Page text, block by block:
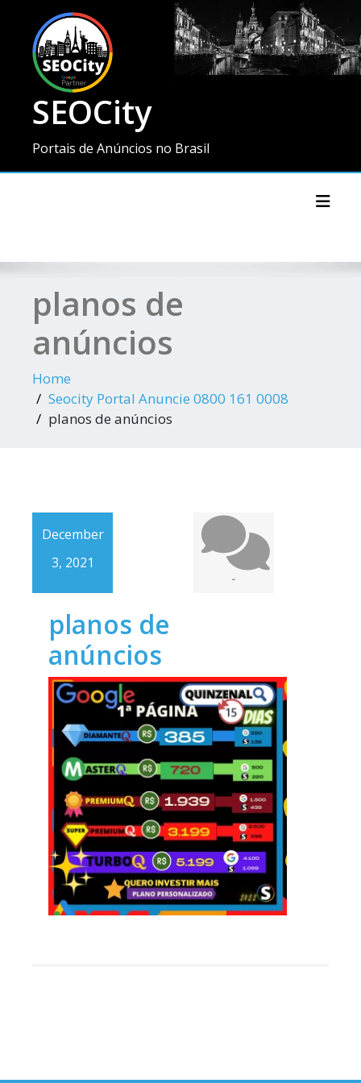
SEOCity
Portais de Anúncios no Brasil
planos de
anúncios
Home
Seocity Portal Anuncie 0800 161 0008
planos de anúncios
December
3, 2021
-
planos de
anúncios